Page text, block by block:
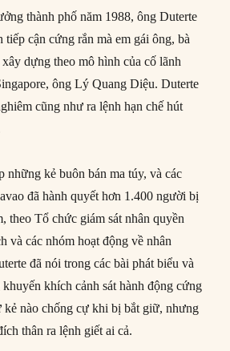
thành phố năm 1988, ông Duterte
tiếp cận cứng rắn mà em gái ông, bà
dựng theo mô hình của cố lãnh
ông Lý Quang Diệu. Duterte
cũng như ra lệnh hạn chế hút
những kẻ buôn bán ma túy, và các
đã hành quyết hơn 1.400 người bị
theo Tổ chức giám sát nhân quyền
và các nhóm hoạt động về nhân
đã nói trong các bài phát biểu và
khích cảnh sát hành động cứng
kẻ nào chống cự khi bị bắt giữ, nhưng
thân ra lệnh giết ai cả.